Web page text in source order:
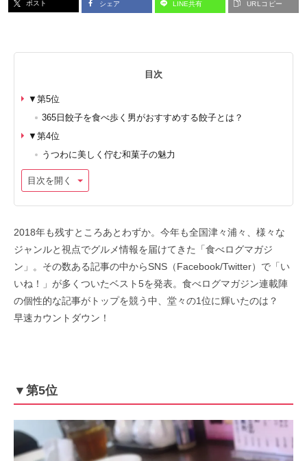
ポスト シェア LINE共有 URLコピー
目次
▼第5位
365日餃子を食べ歩く男がおすすめする餃子とは？
▼第4位
うつわに美しく佇む和菓子の魅力
目次を開く
2018年も残すところあとわずか。今年も全国津々浦々、様々な
ジャンルと視点でグルメ情報を届けてきた「食べログマガジ
ン」。その数ある記事の中からSNS（Facebook/Twitter）で「い
いね！」が多くついたベスト5を発表。食べログマガジン連載陣
の個性的な記事がトップを競う中、堂々の1位に輝いたのは？
早速カウントダウン！
▼第5位